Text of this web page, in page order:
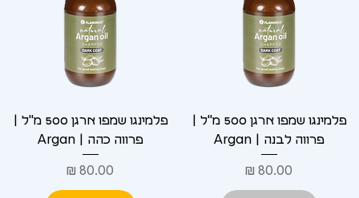
פלמינגו שמפו ארגן 500 מ"ל |
פרווה לבנה | Argan
מחיר
פלמינגו שמפו ארגן 500 מ"ל |
פרווה כהה | Argan
מחיר